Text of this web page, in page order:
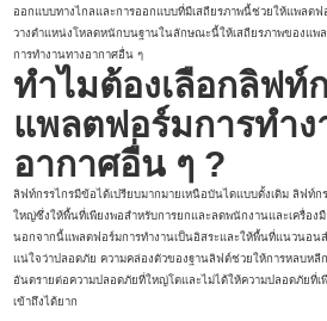
ออกแบบทางไกลและการออกแบบที่มีเสถียรภาพนี้ช่วยให้แพลต
วางตำแหน่งโหลดหนักบนฐานในลักษณะนี้ให้เสถียรภาพของแพ
การทำงานทางอากาศอื่น ๆ
ทำไมต้องเลือกลิฟท์
แพลตฟอร์มการทำง
อากาศอื่น ๆ ?
ลิฟท์กรรไกรมีข้อได้เปรียบมากมายเหนือบันไดแบบดั้งเดิม ลิฟท์
ใหญ่ซึ่งให้พื้นที่เพียงพอสำหรับการยกและลดพนักงานและเครื่อ
นอกจากนี้แพลตฟอร์มการทำงานเป็นอิสระและให้พื้นที่แนวนอน
แน่ใจว่าปลอดภัย ความคล่องตัวของฐานลิฟต์ช่วยให้การหลบหลี
อันตรายต่อความปลอดภัยที่ใหญ่โตและไม่ได้ให้ความปลอดภัยที่
เข้าถึงได้ยาก